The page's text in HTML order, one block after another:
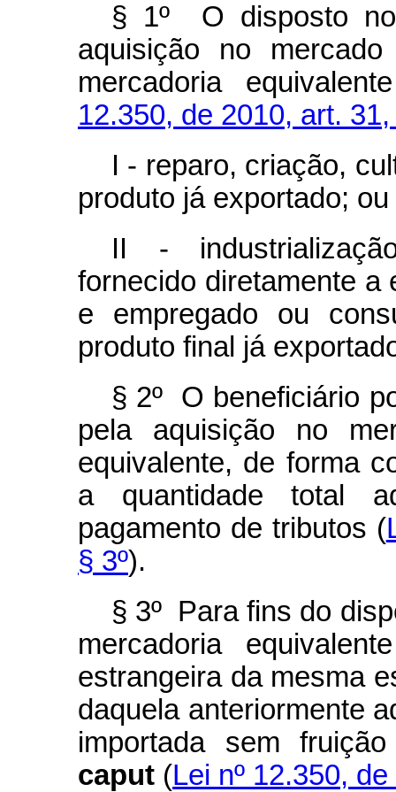
§ 1º O disposto
aquisição no
mercadoria
12.350, de 2010, art. 31,
I - reparo, criação,
produto já exportado; ou
II -
fornecido diretamente a
e empregado ou
produto final já
§ 2º O beneficiário
pela aquisição no
equivalente, de forma
a quantidade total
pagamento de tributos (
§ 3º).
§ 3º Para fins do
mercadoria
estrangeira da mesma
daquela anteriormente
importada sem
caput (Lei nº 12.350,